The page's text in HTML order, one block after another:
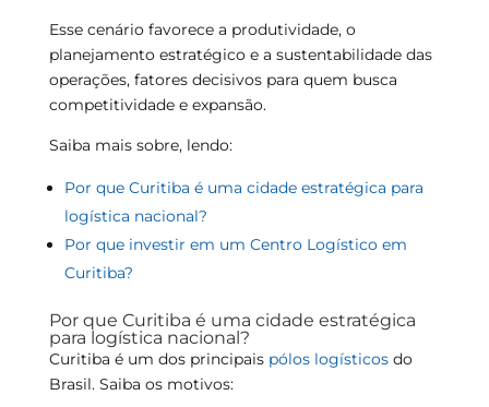
Esse cenário favorece a produtividade, o
planejamento estratégico e a sustentabilidade das
operações, fatores decisivos para quem busca
competitividade e expansão.
Saiba mais sobre, lendo:
Por que Curitiba é uma cidade estratégica para
logística nacional?
Por que investir em um Centro Logístico em
Curitiba?
Por que Curitiba é uma cidade estratégica
para logística nacional?
Curitiba é um dos principais pólos logísticosdo
Brasil. Saiba os motivos: